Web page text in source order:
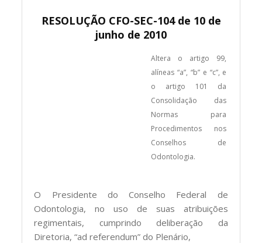
RESOLUÇÃO CFO-SEC-104 de 10 de
junho de 2010
Altera o artigo 99,
alíneas “a”, “b” e “c”, e
o artigo 101 da
Consolidação das
Normas para
Procedimentos nos
Conselhos de
Odontologia.
O Presidente do Conselho Federal de
Odontologia, no uso de suas atribuições
regimentais, cumprindo deliberação da
Diretoria, “ad referendum” do Plenário,